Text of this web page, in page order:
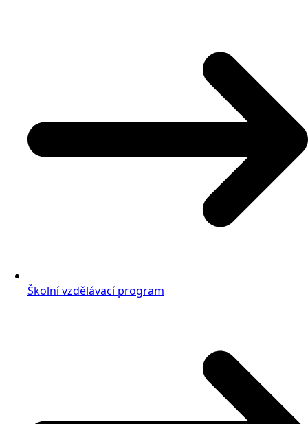
Školní vzdělávací program